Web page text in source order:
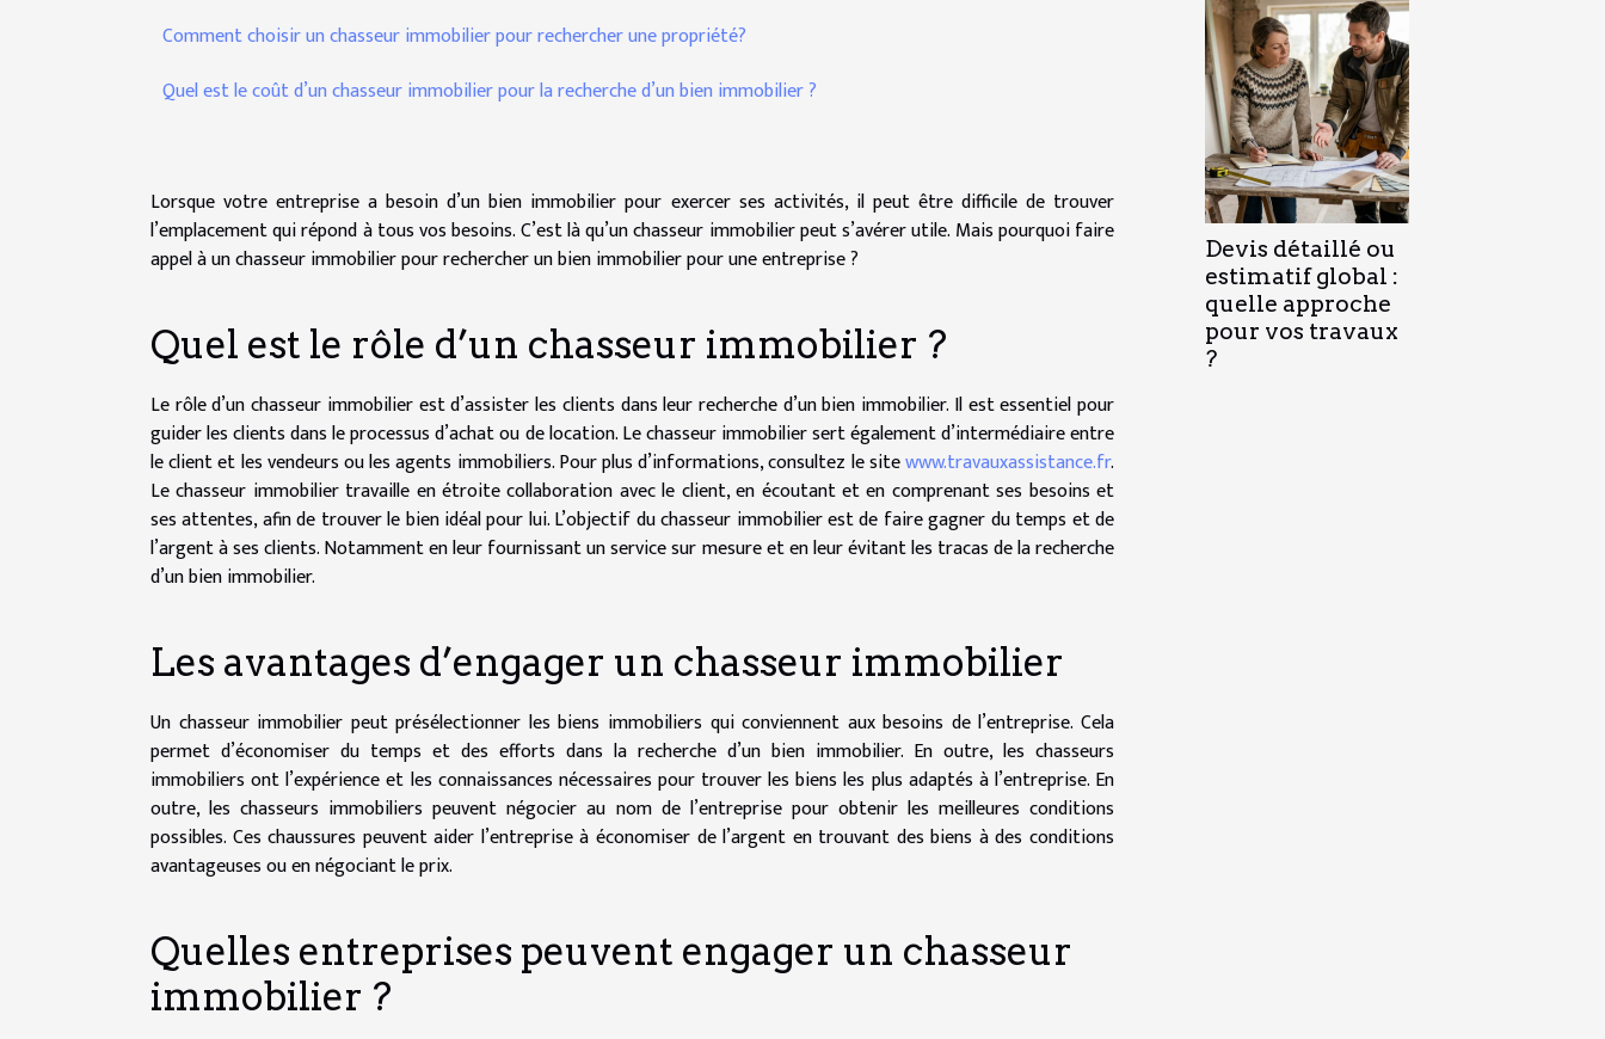
Comment choisir un chasseur immobilier pour rechercher une propriété?
Quel est le coût d’un chasseur immobilier pour la recherche d’un bien immobilier ?
Lorsque votre entreprise a besoin d’un bien immobilier pour exercer ses activités, il peut être difficile de trouver
l’emplacement qui répond à tous vos besoins. C’est là qu’un chasseur immobilier peut s’avérer utile. Mais pourquoi faire
appel à un chasseur immobilier pour rechercher un bien immobilier pour une entreprise ?
Quel est le rôle d’un chasseur immobilier ?
Le rôle d’un chasseur immobilier est d’assister les clients dans leur recherche d’un bien immobilier. Il est essentiel pour
guider les clients dans le processus d’achat ou de location. Le chasseur immobilier sert également d’intermédiaire entre
le client et les vendeurs ou les agents immobiliers. Pour plus d’informations, consultez le sitewww.travauxassistance.fr.
Le chasseur immobilier travaille en étroite collaboration avec le client, en écoutant et en comprenant ses besoins et
ses attentes, afin de trouver le bien idéal pour lui. L’objectif du chasseur immobilier est de faire gagner du temps et de
l’argent à ses clients. Notamment en leur fournissant un service sur mesure et en leur évitant les tracas de la recherche
d’un bien immobilier.
Les avantages d’engager un chasseur immobilier
Un chasseur immobilier peut présélectionner les biens immobiliers qui conviennent aux besoins de l’entreprise. Cela
permet d’économiser du temps et des efforts dans la recherche d’un bien immobilier. En outre, les chasseurs
immobiliers ont l’expérience et les connaissances nécessaires pour trouver les biens les plus adaptés à l’entreprise. En
outre, les chasseurs immobiliers peuvent négocier au nom de l’entreprise pour obtenir les meilleures conditions
possibles. Ces chaussures peuvent aider l’entreprise à économiser de l’argent en trouvant des biens à des conditions
avantageuses ou en négociant le prix.
Quelles entreprises peuvent engager un chasseur
immobilier ?
Devis détaillé ou
estimatif global :
quelle approche
pour vos travaux
?